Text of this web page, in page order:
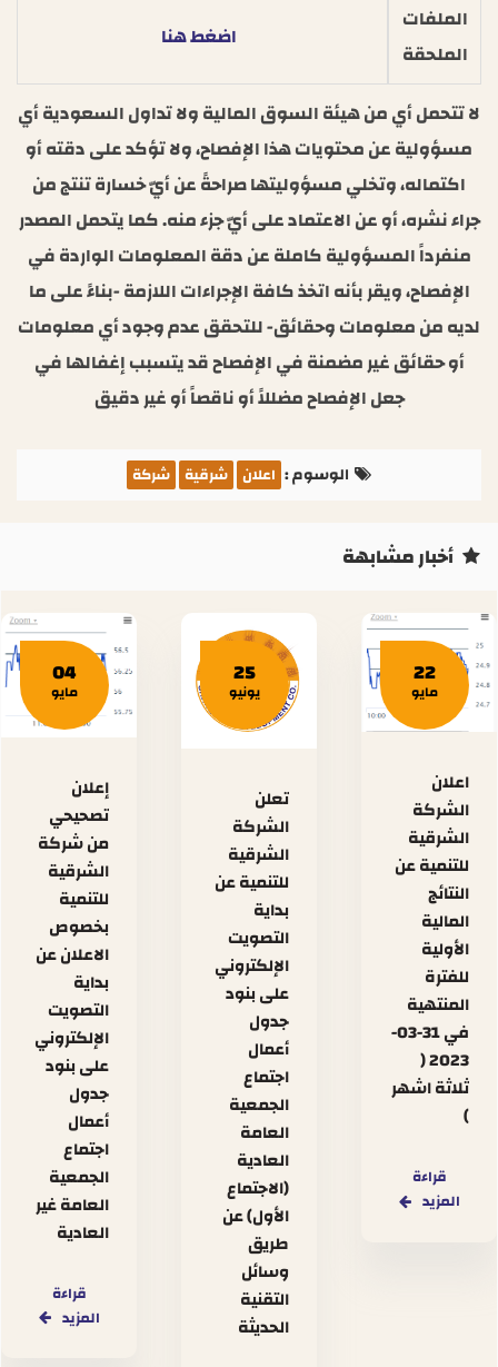
الملفات
الملحقة
اضغط هنا
لا تتحمل أي من هيئة السوق المالية ولا تداول السعودية أي
مسؤولية عن محتويات هذا الإفصاح، ولا تؤكد على دقته أو
اكتماله، وتخلي مسؤوليتها صراحةً عن أيّ خسارة تنتج من
جراء نشره، أو عن الاعتماد على أيّ جزء منه. كما يتحمل المصدر
منفرداً المسؤولية كاملة عن دقة المعلومات الواردة في
الإفصاح، ويقر بأنه اتخذ كافة الإجراءات اللازمة -بناءً على ما
لديه من معلومات وحقائق- للتحقق عدم وجود أي معلومات
أو حقائق غير مضمنة في الإفصاح قد يتسبب إغفالها في
جعل الإفصاح مضللاً أو ناقصاً أو غير دقيق
الوسوم : اعلان شرقية شركة
أخبار مشابهة
22
مايو
اعلان
الشركة
الشرقية
للتنمية عن
النتائج
المالية
الأولية
للفترة
المنتهية
في 31-03-
2023 (
ثلاثة اشهر
)
قراءة
المزيد
25
يونيو
تعلن
الشركة
الشرقية
للتنمية عن
بداية
التصويت
الإلكتروني
على بنود
جدول
أعمال
اجتماع
الجمعية
العامة
العادية
(الاجتماع
الأول) عن
طريق
وسائل
التقنية
الحديثة
04
مايو
إعلان
تصحيحي
من شركة
الشرقية
للتنمية
بخصوص
الاعلان عن
بداية
التصويت
الإلكتروني
على بنود
جدول
أعمال
اجتماع
الجمعية
العامة غير
العادية
قراءة
المزيد